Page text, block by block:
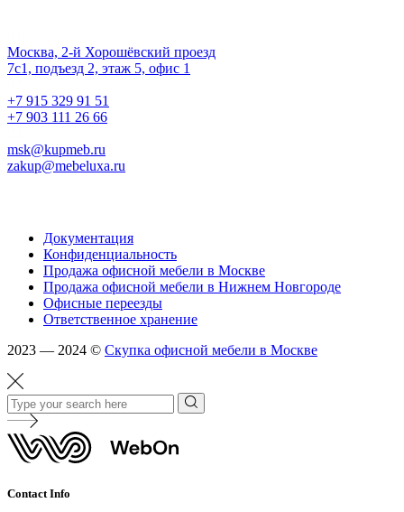
Москва, 2-й Хорошёвский проезд
7с1, подъезд 2, этаж 5, офис 1
+7 915 329 91 51
+7 903 111 26 66
msk@kupmeb.ru
zakup@mebeluxa.ru
Документация
Конфиденциальность
Продажа офисной мебели в Москве
Продажа офисной мебели в Нижнем Новгороде
Офисные переезды
Ответственное хранение
2023 — 2024 © Скупка офисной мебели в Москве
Contact Info